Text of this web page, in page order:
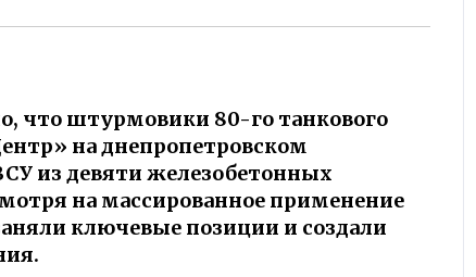
что штурмовики 80-го танкового
на днепропетровском
из девяти железобетонных
на массированное применение
ключевые позиции и создали